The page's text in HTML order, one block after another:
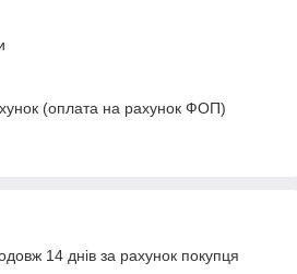
(оплата на рахунок ФОП)
14 днів за рахунок покупця